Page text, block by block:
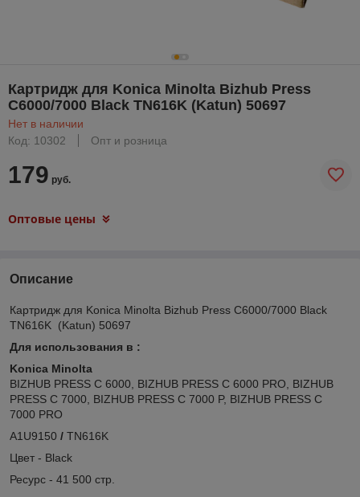
Картридж для Konica Minolta Bizhub Press
C6000/7000 Black TN616K (Katun) 50697
Нет в наличии
Код: 10302
Опт и розница
179 руб.
Оптовые цены
Описание
Картридж для Konica Minolta Bizhub Press C6000/7000 Black
TN616K (Katun) 50697
Для использования в :
Konica Minolta
BIZHUB PRESS C 6000, BIZHUB PRESS C 6000 PRO, BIZHUB
PRESS C 7000, BIZHUB PRESS C 7000 P, BIZHUB PRESS C
7000 PRO
A1U9150 / TN616K
Цвет - Black
Ресурс - 41 500 стр.